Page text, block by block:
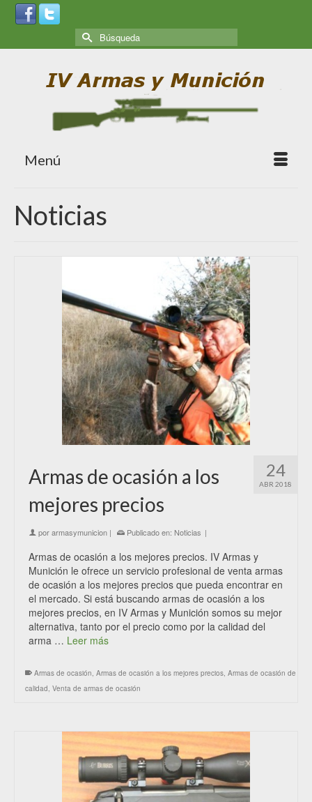
Menú
Noticias
24
ABR 2018
Armas de ocasión a los
mejores precios
porarmasymunicion | Publicado en: Noticias |
Armas de ocasión a los mejores precios. IV Armas y
Munición le ofrece un servicio profesional de venta armas
de ocasión a los mejores precios que pueda encontrar en
el mercado. Si está buscando armas de ocasión a los
mejores precios, en IV Armas y Munición somos su mejor
alternativa, tanto por el precio como por la calidad del
arma … Leer más
Armas de ocasión, Armas de ocasión a los mejores precios, Armas de ocasión de
calidad, Venta de armas de ocasión